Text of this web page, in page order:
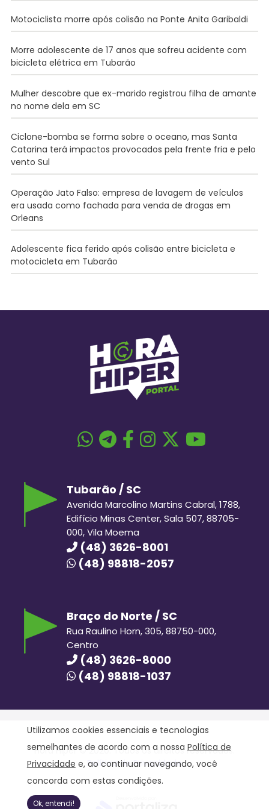
Motociclista morre após colisão na Ponte Anita Garibaldi
Morre adolescente de 17 anos que sofreu acidente com
bicicleta elétrica em Tubarão
Mulher descobre que ex-marido registrou filha de amante
no nome dela em SC
Ciclone-bomba se forma sobre o oceano, mas Santa
Catarina terá impactos provocados pela frente fria e pelo
vento Sul
Operação Jato Falso: empresa de lavagem de veículos
era usada como fachada para venda de drogas em
Orleans
Adolescente fica ferido após colisão entre bicicleta e
motocicleta em Tubarão
Tubarão / SC
Avenida Marcolino Martins Cabral, 1788,
Edifício Minas Center, Sala 507, 88705-
000, Vila Moema
(48) 3626-8001
(48) 98818-2057
Braço do Norte / SC
Rua Raulino Horn, 305, 88750-000,
Centro
(48) 3626-8000
(48) 98818-1037
Hora Hiper © 2020. Todos os direitos reservados.
Política de Privacidade
Utilizamos cookies essenciais e tecnologias
semelhantes de acordo com a nossa Política de
Privacidade e, ao continuar navegando, você
concorda com estas condições.
Ok, entendi!